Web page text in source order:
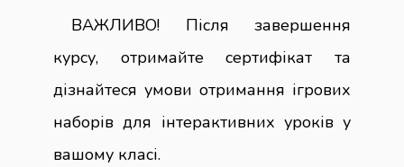
ВАЖЛИВО! Після завершення
курсу, отримайте сертифікат та
дізнайтеся умови отримання ігрових
наборів для інтерактивних уроків у
вашому класі.